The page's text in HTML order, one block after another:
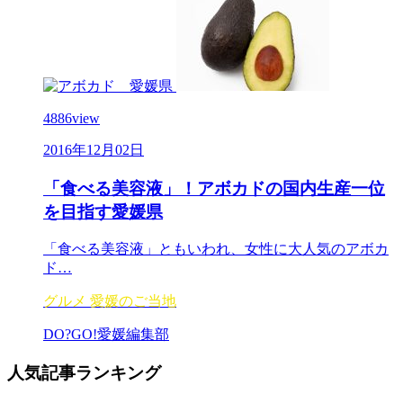
4886view
2016年12月02日
「食べる美容液」！アボカドの国内生産一位
を目指す愛媛県
「食べる美容液」ともいわれ、女性に大人気のアボカ
ド…
グルメ 愛媛のご当地
DO?GO!愛媛編集部
人気記事ランキング